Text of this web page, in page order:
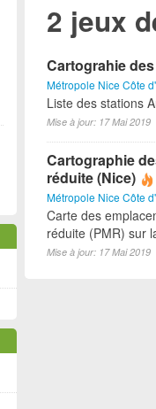
2 jeux
Cartograhie
Métropole Nice Côte
Liste des stations
Mise à jour: 17 Mai 2019
Cartographie
réduite (Nice)
Métropole Nice Côte
Carte des
réduite (PMR) sur
Mise à jour: 17 Mai 2019